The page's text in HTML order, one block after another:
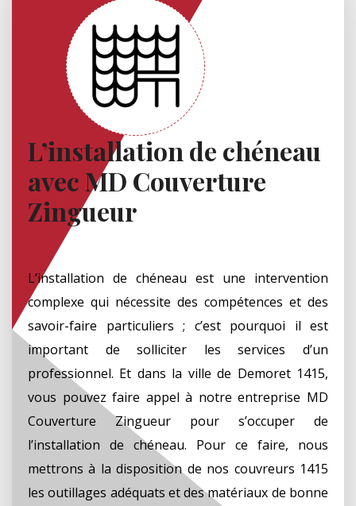
L’installation de chéneau
avec MD Couverture
Zingueur
L’installation de chéneau est une intervention
complexe qui nécessite des compétences et des
savoir-faire particuliers ; c’est pourquoi il est
important de solliciter les services d’un
professionnel. Et dans la ville de Demoret 1415,
vous pouvez faire appel à notre entreprise MD
Couverture Zingueur pour s’occuper de
l’installation de chéneau. Pour ce faire, nous
mettrons à la disposition de nos couvreurs 1415
les outillages adéquats et des matériaux de bonne